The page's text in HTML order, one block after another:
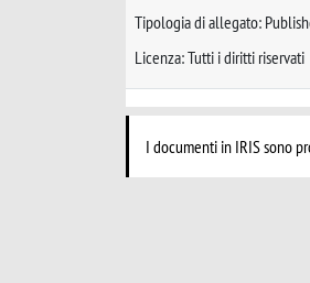
Tipologia di allegato:
Licenza: Tutti i diritti riservati
I documenti in IRIS sono